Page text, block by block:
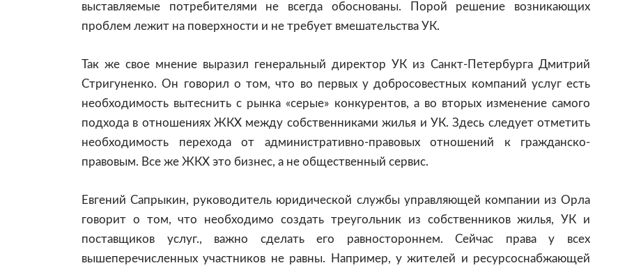
выставляемые потребителями не всегда обоснованы. Порой решение возникающих
проблем лежит на поверхности и не требует вмешательства УК.
Так же свое мнение выразил генеральный директор УК из Санкт-Петербурга Дмитрий
Стригуненко. Он говорил о том, что во первых у добросовестных компаний услуг есть
необходимость вытеснить с рынка «серые» конкурентов, а во вторых изменение самого
подхода в отношениях ЖКХ между собственниками жилья и УК. Здесь следует отметить
необходимость перехода от административно-правовых отношений к гражданско-
правовым. Все же ЖКХ это бизнес, а не общественный сервис.
Евгений Сапрыкин, руководитель юридической службы управляющей компании из Орла
говорит о том, что необходимо создать треугольник из собственников жилья, УК и
поставщиков услуг., важно сделать его равностороннем. Сейчас права у всех
вышеперечисленных участников не равны. Например, у жителей и ресурсоснабжающей